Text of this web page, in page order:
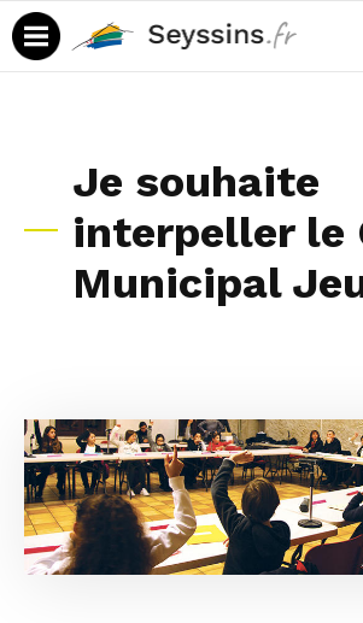
Je souhaite
interpeller le
Municipal